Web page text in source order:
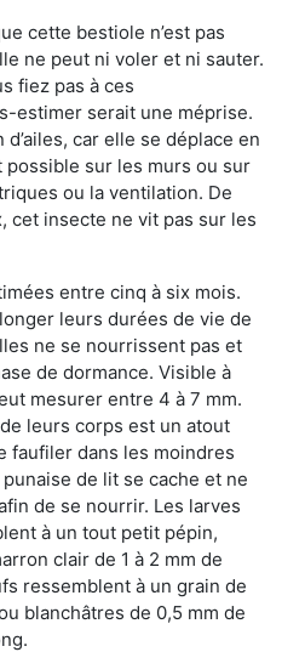
cette bestiole n’est pas
ne peut ni voler et ni sauter.
fiez pas à ces
estimer serait une méprise.
car elle se déplace en
sur les murs ou sur
ou la ventilation. De
cet insecte ne vit pas sur les
entre cinq à six mois.
leurs durées de vie de
ne se nourrissent pas et
de dormance. Visible à
mesurer entre 4 à 7 mm.
leurs corps est un atout
faufiler dans les moindres
de lit se cache et ne
de se nourrir. Les larves
à un tout petit pépin,
clair de 1 à 2 mm de
ressemblent à un grain de
blanchâtres de 0,5 mm de